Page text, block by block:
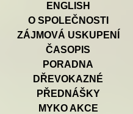
ENGLISH
O SPOLEČNOSTI
ZÁJMOVÁ USKUPENÍ
ČASOPIS
PORADNA
DŘEVOKAZNÉ
PŘEDNÁŠKY
MYKO AKCE